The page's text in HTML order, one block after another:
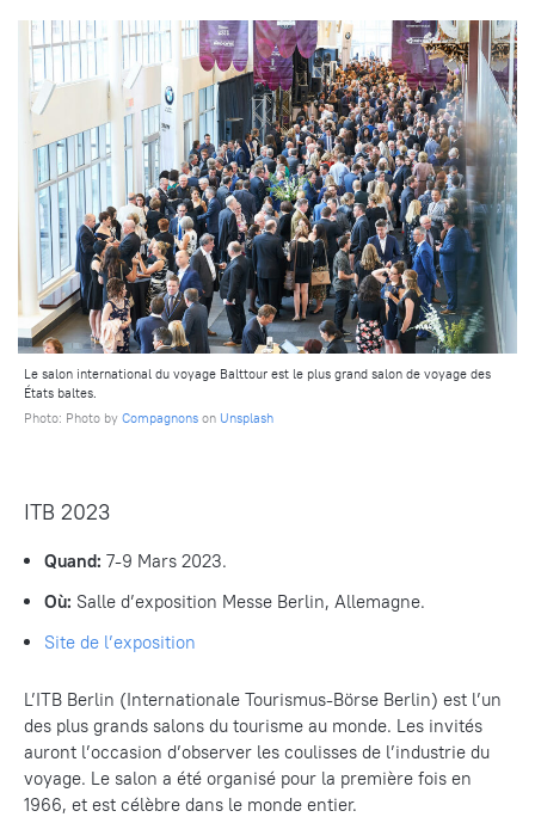
Le salon international du voyage Balttour est le plus grand salon de voyage des
États baltes.
Photo: Photo by Compagnons on Unsplash
ITB 2023
Quand: 7-9 Mars 2023.
Où: Salle d’exposition Messe Berlin, Allemagne.
Site de l’exposition
L’ITB Berlin (Internationale Tourismus-Börse Berlin) est l’un
des plus grands salons du tourisme au monde. Les invités
auront l’occasion d’observer les coulisses de l’industrie du
voyage. Le salon a été organisé pour la première fois en
1966, et est célèbre dans le monde entier.